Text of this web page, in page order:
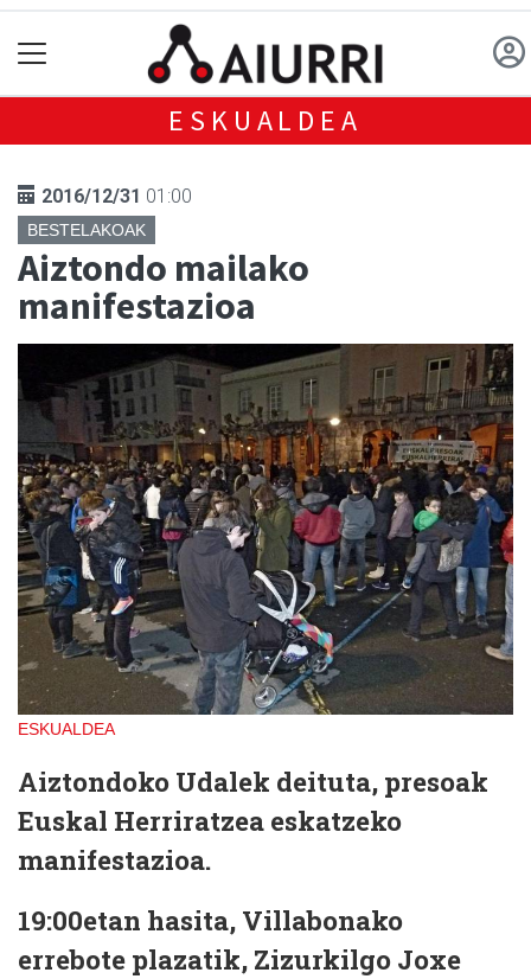
ESKUALDEA
2016/12/31 01:00
BESTELAKOAK
Aiztondo mailako
manifestazioa
ESKUALDEA
Aiztondoko Udalek deituta, presoak
Euskal Herriratzea eskatzeko
manifestazioa.
19:00etan hasita, Villabonako
errebote plazatik, Zizurkilgo Joxe